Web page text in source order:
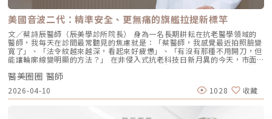
我們追求的是「長效且細膩」的美，而非瞬間的煙火式改變。針對初次接觸
Profhilo 逆時針 的客戶，我通常會建議以「週期性重塑」的方式來規劃妳
的專屬美學地圖：1. 基礎療程：建議至少進行 2 至 3 次為了達到最佳的彈
力蛋白新生與肌底環境優化，單次施打僅是啟動信號，完整的重塑需要時間
堆疊： 啟動期（第 1 次與第 2 次）： 建議間隔 1 個月施打。這兩次密集的
治療能確保高濃度玻尿酸在真皮層內建立穩固的擴散網絡，全面活化纖維母
細胞。 強化期（第 2 次與第 3 次）： 建議間隔3到6個月進行第三次施打。
這是一個關鍵的鞏固點，能延續細胞的再生信號，讓拉皮效果更具層次感。
維持期： 經過這 3 次完整的週期療程後，肌膚的緊緻度與細緻質感通常可
以維持九個月左右的時間。2.術後照護：輕盈無負擔的修復由於 Profhilo
是極高純度的玻尿酸且不含化學交聯劑，術後反應極輕。只需在 24 小時內
避免劇烈運動與高溫環境（如溫泉、蒸氣室、高溫瑜伽），其餘日常生活、
上妝均不受影響，非常適合行程滿檔的都會女性。結語：美，是找回妳原本
的自然光采抗老不應該是「加法」，而是「還原」。Profhilo 逆時針的哲
舒適、更快速採用獨家的 BAP (Bio Aesthetic Points) 五點注射技術。醫師
只需在臉部兩側各選擇五個精準的生物美學點進行注射，就能讓玻尿酸均勻
擴散至全臉。這大大減少了注射的針數和疼痛感，也降低了術後瘀青和腫脹
的機率，讓療程更加舒適、快速。5. 高濃度、不含交聯劑：安全性高、低發
炎風險以高濃度玻尿酸為主要成分，且製程中不使用任何化學交聯劑，能有
效降低注射後的發炎反應與過敏風險。同時，也經過多項國際認證，確保了
產品的純淨與安全性。逆時針（Profhilo） vs. 傳統玻尿酸比較 療程名稱
逆時針 (Profhilo) 傳統玻尿酸填充劑 主要功能 「生物重塑」(Bio-
remodeling)， 刺激膠原蛋白和彈力蛋白再生，從根本改善膚質 「填充」
和「支撐」， 用於填補凹陷、雕塑輪廓 成分組成 專利技術結合高低分子玻
尿酸， 64mg/2ml 高濃度，無交聯劑 玻尿酸會添加交聯劑，以增加黏度和
支撐力， 能維持體積不被快速分解 作用機制 注射後會均勻擴散至皮膚深
美國音波二代：精準安全、更無痛的旗艦拉提新標竿
文／蔡詩辰醫師（辰美學診所院長） 身為一名長期耕耘在抗老醫學領域的
醫師，我每天在診間最常聽見的焦慮就是：「蔡醫師，我感覺最近拍照臉變
寬了」、「法令紋越來越深，看起來好疲憊」、「有沒有那種不用開刀，但
能讓輪廓線變明顯的方法？」 在非侵入式抗老科技日新月異的今天，市面
上的音波儀器琳瑯滿目。但每當病患詢問我最信任哪一台儀器時，我的首選
始終是 Ultherapy 美國音波。而在 2026 年的現在，隨著 Ultherapy
Prime（美音二代） 的問世，醫美界正式進入了「精準醫療」的新紀元。這
篇文章，我將以專業醫師的角度，深度拆解為什麼美音二代會成為我臨床治
療的核心，以及它如何重新定義抗老的黃金標準。一、 為什麼「看得到」
醫美圈圈 醫師
2026-04-10 1028 收藏